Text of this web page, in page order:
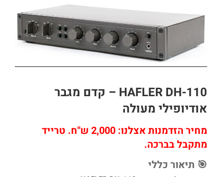
HAFLER DH-110 – קדם מגבר
אודיופילי מעולה
מחיר הזדמנות אצלנו: 2,000 ש"ח. טרייד
מתקבל בברכה.
🎯 תיאור כללי